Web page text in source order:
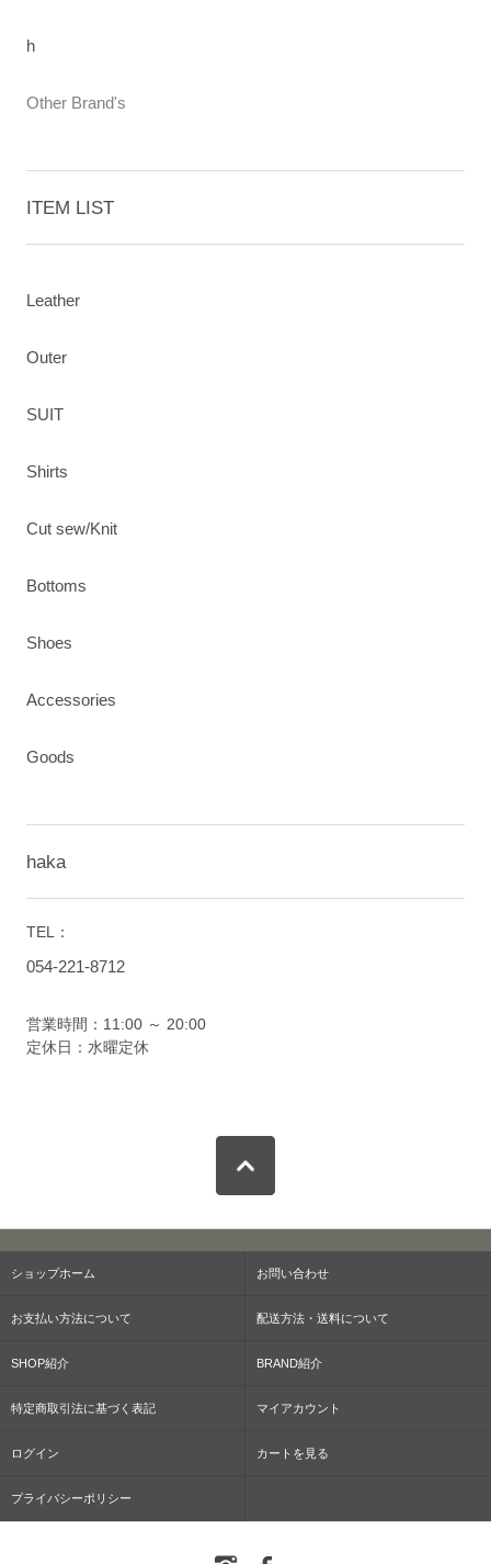
h
Other Brand's
ITEM LIST
Leather
Outer
SUIT
Shirts
Cut sew/Knit
Bottoms
Shoes
Accessories
Goods
haka
TEL：
054-221-8712
営業時間：11:00 ～ 20:00
定休日：水曜定休
ショップホーム お問い合わせ
お支払い方法について 配送方法・送料について
SHOP紹介 BRAND紹介
特定商取引法に基づく表記 マイアカウント
ログイン カートを見る
プライバシーポリシー